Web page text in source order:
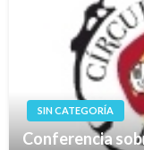
SIN CATEGORÍA
Conferencia